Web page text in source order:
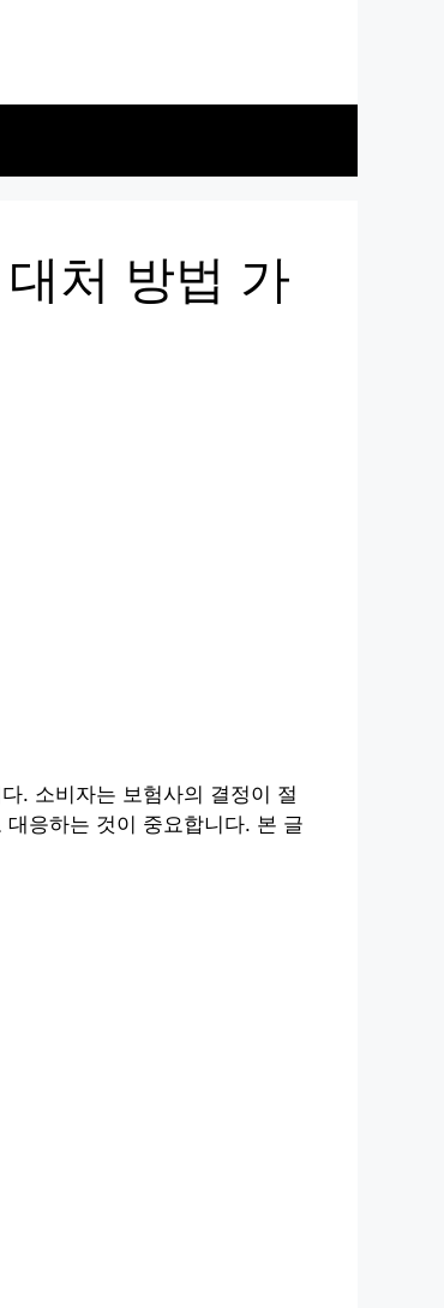
처 방법 가
. 소비자는 보험사의 결정이 절
응하는 것이 중요합니다. 본 글